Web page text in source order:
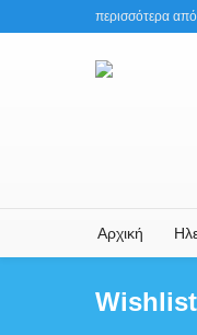
περισσότερα
Αρχική
Wishlist